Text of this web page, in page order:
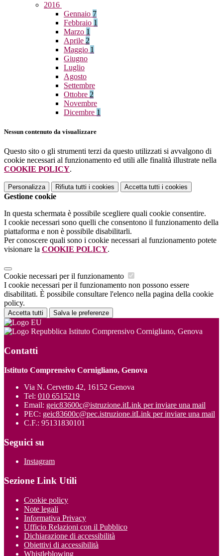
2016
Gennaio 7
Febbraio 1
Marzo 1
Aprile 2
Maggio 1
Giugno
Luglio
Agosto
Settembre
Ottobre 2
Novembre
Dicembre 1
Nessun contenuto da visualizzare
Questo sito o gli strumenti terzi da questo utilizzati si avvalgono di
cookie necessari al funzionamento ed utili alle finalità illustrate nella
COOKIE POLICY.
Personalizza Rifiuta tutti i cookies Accetta tutti i cookies
Gestione cookie
In questa schermata è possibile scegliere quali cookie consentire.
I cookie necessari sono quelli che consentono il funzionamento della
piattaforma e non è possibile disabilitarli.
Per conoscere quali sono i cookie necessari al funzionamento potete
visionare la COOKIE POLICY.
Cookie necessari per il funzionamento
I cookie necessari per il funzionamento non possono essere
disabilitati. È possibile consultare l'elenco nella pagina della cookie
policy.
Accetta tutti Salva le preferenze
Istituto Comprensivo Cornigliano, Genova
Contatti
Istituto Comprensivo Cornigliano, Genova
Via N. Cervetto 42, 16152 Genova
Tel: 010 6515219
Email: geic83600c@istruzione.itLink per inviare una mail
PEC: geic83600c@pec.istruzione.itLink per inviare una mail
C.F.: 95131830101
Seguici su
Instagram
Sezione Link Utili
Cookie policy
Note legali
Informativa Privacy
Ufficio Relazioni con il Pubblico
Dichiarazione di accessibilità
Obiettivi di accessibilità
Whistleblowing